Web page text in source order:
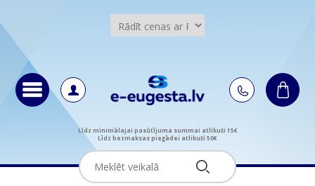
Līdz minimālajai pasūtījuma summai atlikuši 15€
Līdz bezmaksas piegādei atlikuši 50€